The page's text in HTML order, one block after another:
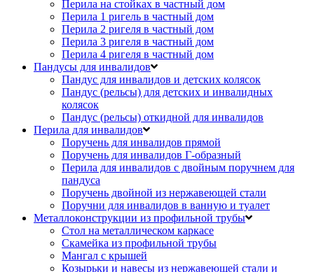
Перила на стойках в частный дом
Перила 1 ригель в частный дом
Перила 2 ригеля в частный дом
Перила 3 ригеля в частный дом
Перила 4 ригеля в частный дом
Пандусы для инвалидов
Пандус для инвалидов и детских колясок
Пандус (рельсы) для детских и инвалидных
колясок
Пандус (рельсы) откидной для инвалидов
Перила для инвалидов
Поручень для инвалидов прямой
Поручень для инвалидов Г-образный
Перила для инвалидов с двойным поручнем для
пандуса
Поручень двойной из нержавеющей стали
Поручни для инвалидов в ванную и туалет
Металлоконструкции из профильной трубы
Стол на металлическом каркасе
Скамейка из профильной трубы
Мангал с крышей
Козырьки и навесы из нержавеющей стали и